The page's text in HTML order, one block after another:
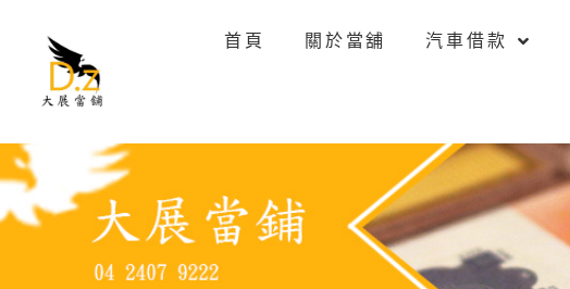
首頁 關於當舖 汽車借款